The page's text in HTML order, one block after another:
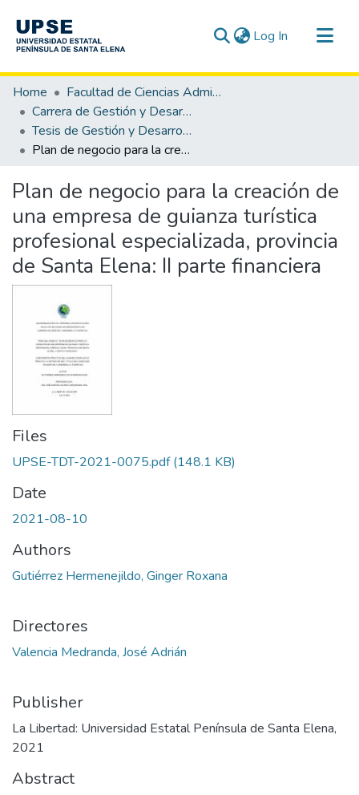
Log In (current)
Communities & Collections
All of DSpace
Statistics
Home
Facultad de Ciencias Administrativas
Carrera de Gestión y Desarrollo Turístico
Tesis de Gestión y Desarrollo Turístico
Plan de negocio para la creación de una empresa de guianza turística profesional especializada, provincia de Santa Elena: II parte financiera
Plan de negocio para la creación de
una empresa de guianza turística
profesional especializada, provincia
de Santa Elena: II parte financiera
Files
UPSE-TDT-2021-0075.pdf(148.1 KB)
Date
2021-08-10
Authors
Gutiérrez Hermenejildo, Ginger Roxana
Directores
Valencia Medranda, José Adrián
Publisher
La Libertad: Universidad Estatal Península de Santa Elena,
2021
Abstract